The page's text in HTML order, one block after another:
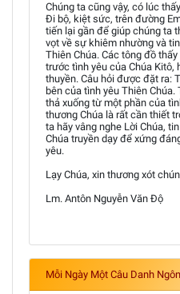
Chúng ta cũng vậy, có lúc
Đi bộ, kiệt sức, trên đường
tiến lại gần để giúp chúng ta
vọt về sự khiêm nhường và
Thiên Chúa. Các tông đồ
trước tình yêu của Chúa Kitô,
thuyền. Câu hỏi được đặt ra:
bên của tình yêu Thiên
thả xuống từ một phần của
thương Chúa là rất cần thiết
ta hãy vâng nghe Lời Chúa,
Chúa truyền dạy để xứng
yêu.
Lạy Chúa, xin thương xót
Lm. Antôn Nguyễn Văn Độ
Mỗi Ngày Một Câu Danh